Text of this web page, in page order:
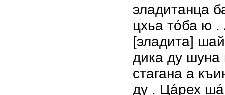
эладитанца
цхьа тóба ю
[эладита]
дика ду
стагана а
ду . Цáрех шá